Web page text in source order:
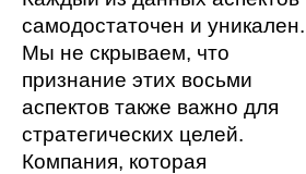
самодостаточен и уникален.
Мы не скрываем, что
признание этих восьми
аспектов также важно для
стратегических целей.
Компания, которая